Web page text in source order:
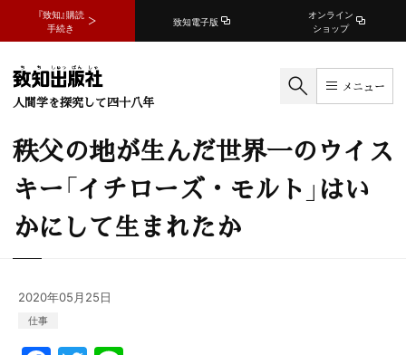
『致知』購読
手続き
致知電子版
オンライン
ショップ
人間学を探究して四十八年
メニュー
秩父の地が生んだ世界一のウイス
キー「イチローズ・モルト」はい
かにして生まれたか
2020年05月25日
仕事